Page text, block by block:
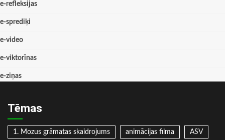
e-refleksijas
e-sprediķi
e-video
e-viktorīnas
e-ziņas
Tēmas
1. Mozus grāmatas skaidrojums animācijas filma ASV